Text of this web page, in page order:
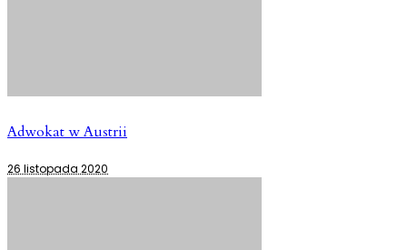
Adwokat w Austrii
26 listopada 2020